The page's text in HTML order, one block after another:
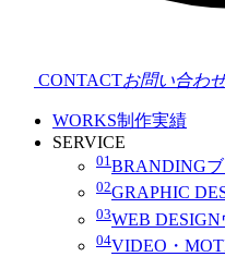
CONTACTお問い合わ
WORKS制作実績
SERVICE
01 BRANDING
02GRAPHIC
03WEB DESIGN
04VIDEO・